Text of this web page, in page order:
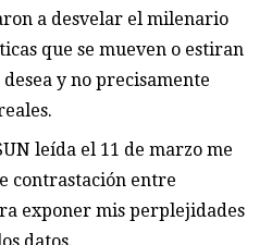
a desvelar el milenario
que se mueven o estiran
y no precisamente
leída el 11 de marzo me
contrastación entre
exponer mis perplejidades